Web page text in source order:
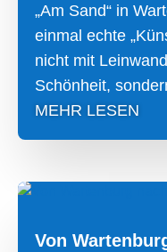
„Am Sand“ in
einmal echte
nicht mit
Schönheit,
MEHR LESEN
Von